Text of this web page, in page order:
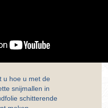
u hoe u met de
snijmallen in
schitterende